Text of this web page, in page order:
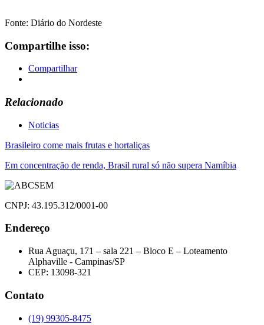
Fonte: Diário do Nordeste
Compartilhe isso:
Compartilhar
Relacionado
Noticias
Navegação
de
Post
Brasileiro come mais frutas e hortaliças
Em concentração de renda, Brasil rural só não supera Namíbia
CNPJ: 43.195.312/0001-00
Endereço
Rua Aguaçu, 171 – sala 221 – Bloco E – Loteamento
Alphaville - Campinas/SP
CEP: 13098-321
Contato
(19) 99305-8475